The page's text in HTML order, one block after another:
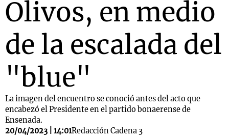
Olivos, en medio
de la escalada del
"blue"
La imagen del encuentro se conoció antes del acto que
encabezó el Presidente en el partido bonaerense de
Ensenada.
20/04/2023 | 14:01Redacción Cadena 3